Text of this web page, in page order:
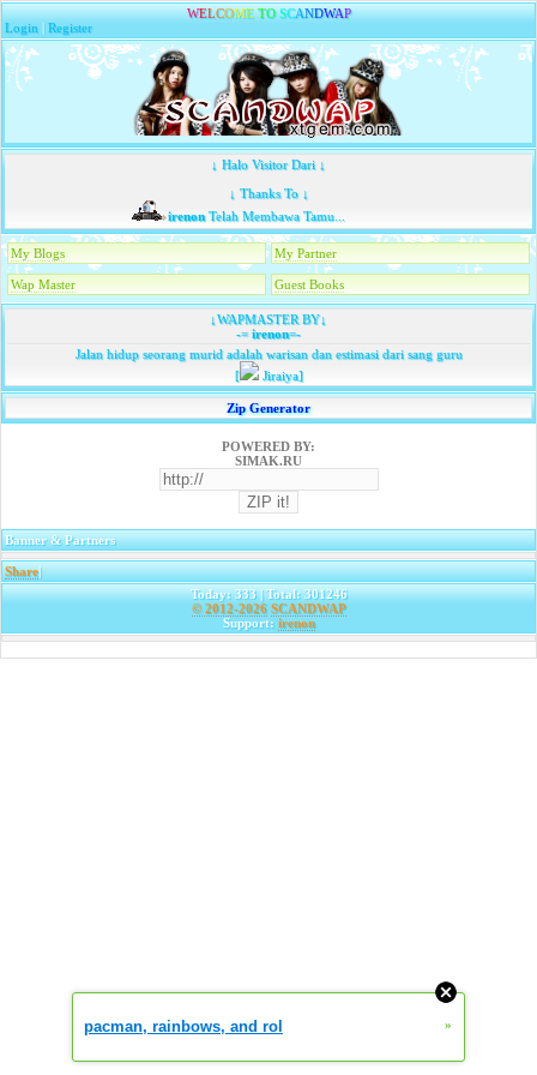
WELCOME TO SCANDWAP
Login |Register
↓ Halo Visitor Dari ↓
↓ Thanks To ↓
irenonTelah Membawa Tamu...
My Blogs My Partner
Wap Master Guest Books
↓WAPMASTER BY↓
-=irenon=-
Jalan hidup seorang murid adalah warisan dan estimasi dari sang guru
[
Jiraiya]
Zip Generator
POWERED BY:
SIMAK.RU
Banner & Partners
Share|
Today: 333 | Total: 301246
© 2012-2026 SCANDWAP
Support: irenon
pacman, rainbows, and rol »